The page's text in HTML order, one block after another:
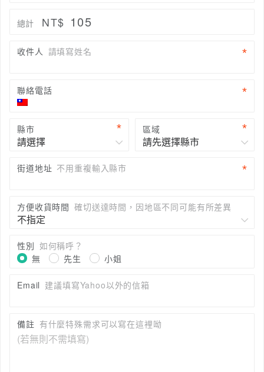
總計 NT$ 105
收件人 請填寫姓名
聯絡電話
縣市 區域
街道地址 不用重複輸入縣市
方便收貨時間 確切送達時間，因地區不同可能有所差異
性別 如何稱呼？
無
先生 小姐
Email 建議填寫Yahoo以外的信箱
備註 有什麼特殊需求可以寫在這裡呦